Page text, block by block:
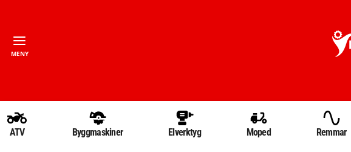
MENY
ATV Byggmaskiner Elverktyg Moped Remmar